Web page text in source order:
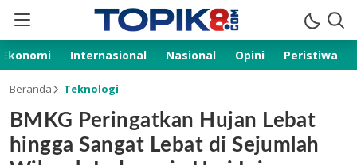
Ekonomi Internasional Nasional Opini Peristiwa
Beranda Teknologi
BMKG Peringatkan Hujan Lebat
hingga Sangat Lebat di Sejumlah